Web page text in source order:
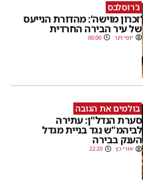
ג'רוסלבס
'זכרון מוישה': מהדורת הנייעס
של עיר הבירה החרדית
יוסי וינר 00:00
בולמים את הגובה
סערת הנדל"ן: עתירה
לביהמ"ש נגד בניית מגדל
הענק בבירה
אורי כץ 22:20